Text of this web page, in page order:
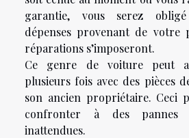
garantie, vous serez
dépenses provenant de votre
réparations s’imposeront.
Ce genre de voiture peut
plusieurs fois avec des pièces
son ancien propriétaire. Ceci
confronter à des pannes
inattendues.